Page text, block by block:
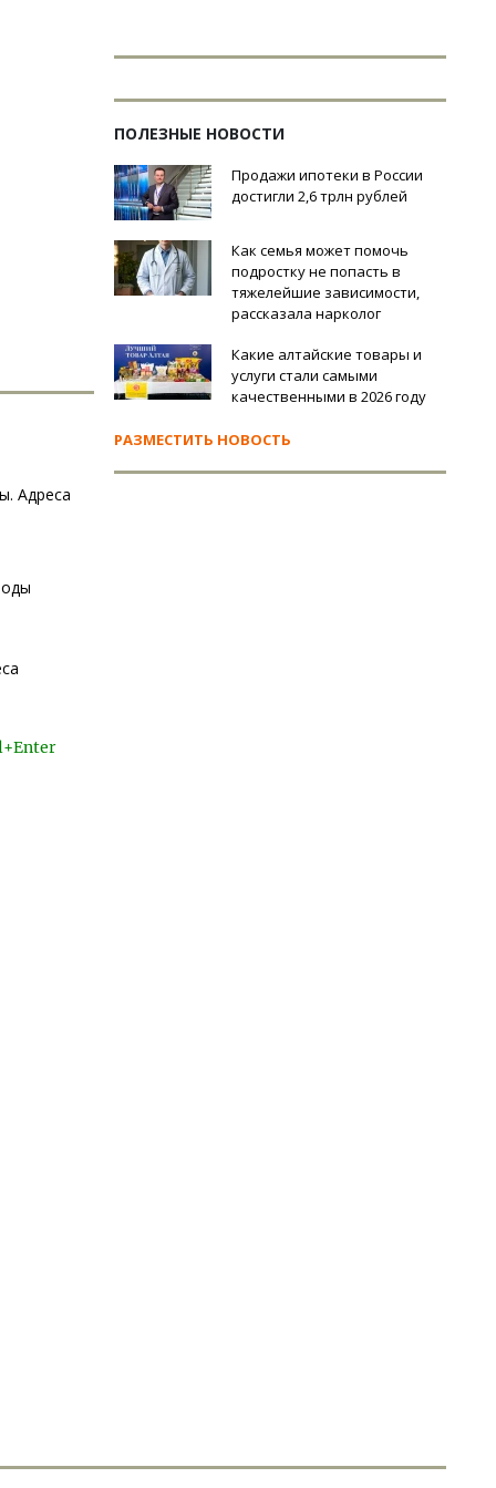
Адреса
ПОЛЕЗНЫЕ НОВОСТИ
Продажи ипотеки в России
достигли 2,6 трлн рублей
Как семья может помочь
подростку не попасть в
тяжелейшие зависимости,
рассказала нарколог
Какие алтайские товары и
услуги стали самыми
качественными в 2026 году
РАЗМЕСТИТЬ НОВОСТЬ